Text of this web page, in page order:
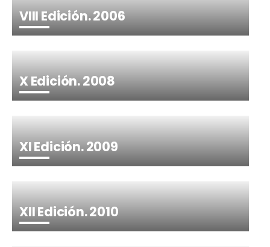
VIII Edición. 2006
X Edición. 2008
XI Edición. 2009
XII Edición. 2010